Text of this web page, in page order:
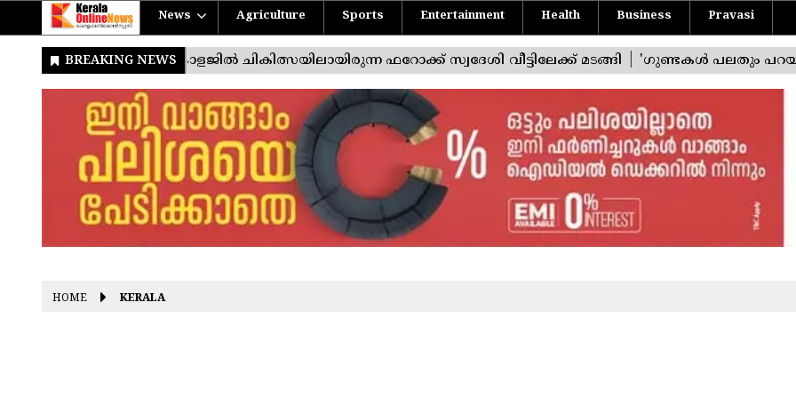
News Agriculture Sports Entertainment Health Business Pravasi
HOME KERALA